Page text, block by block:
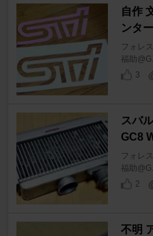
自作
ンタ
フォレ
福助
3
スバ
GC8
フォレ
福助
2
不明